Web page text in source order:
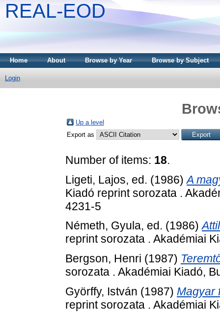
REAL-EOD
Home About Browse by Year Browse by Subject
Login
Up a level
Export as
Number of items: 18.
Ligeti, Lajos, ed. (1986)A
Kiadó reprint sorozata .
4231-5
Németh, Gyula, ed. (1986)
reprint sorozata . Akadémiai
Bergson, Henri (1987)
sorozata . Akadémiai Kiadó,
Györffy, István (1987) Magyar
reprint sorozata . Akadémiai